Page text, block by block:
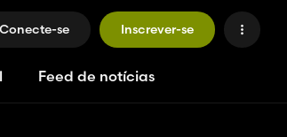
Conecte-se Inscrever-se
Feed de notícias